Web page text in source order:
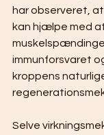
har observeret,
kan hjælpe med
immunforsvaret
kroppens
Selve